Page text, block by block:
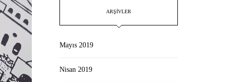
ARŞIVLER
Mayıs 2019
Nisan 2019